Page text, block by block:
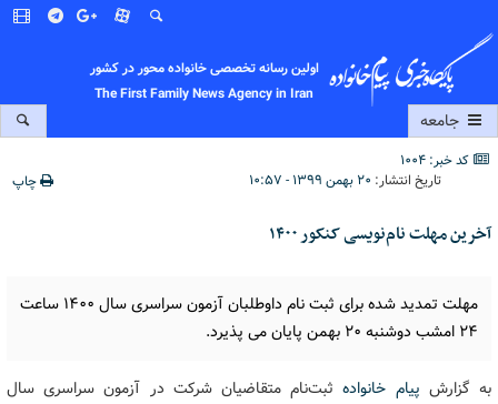
اولین رسانه تخصصی خانواده محور در کشور
The First Family News Agency in Iran
جامعه
کد خبر: 1004
تاریخ انتشار: ۲۰ بهمن ۱۳۹۹ - ۱۰:۵۷ چاپ
آخرین مهلت نام‌نویسی کنکور ۱۴۰۰
مهلت تمدید شده برای ثبت نام داوطلبان آزمون سراسری سال ۱۴۰۰ ساعت
۲۴ امشب دوشنبه ۲۰ بهمن پایان می پذیرد.
به گزارش پیام خانواده ثبت‌نام متقاضیان‌ شرکت‌ در آزمون‌ سراسری سال